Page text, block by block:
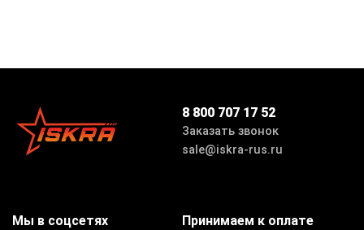
8 800 707 17 52
Заказать звонок
sale@iskra-rus.ru
Принимаем к оплате
Мы в соцсетях